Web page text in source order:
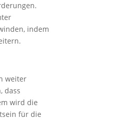
indem
weiter
dass
wird die
für die